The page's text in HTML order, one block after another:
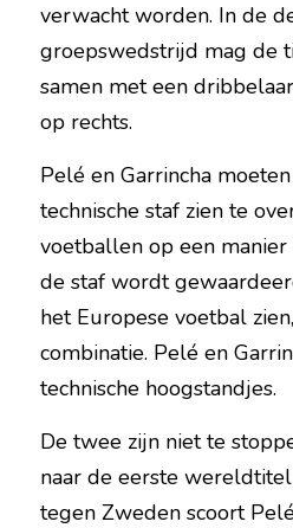
verwacht worden. In de
groepswedstrijd mag de
samen met een
op rechts.
Pelé en Garrincha
technische staf zien te
voetballen op een
de staf wordt
het Europese voetbal
combinatie. Pelé en
technische hoogstandjes.
De twee zijn niet te
naar de eerste
tegen Zweden scoort